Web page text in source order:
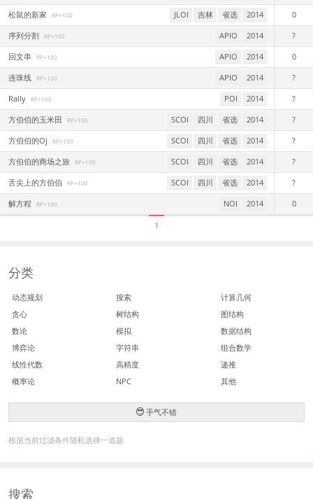
松鼠的新家 RP+100 JLOI 吉林 省选 2014 0
序列分割 RP+100 APIO 2014 ?
回文串 RP+100 APIO 2014 0
连珠线 RP+100 APIO 2014 ?
Rally RP+100 POI 2014 ?
方伯伯的玉米田 RP+100 SCOI 四川 省选 2014 ?
方伯伯的Oj RP+100 SCOI 四川 省选 2014 ?
方伯伯的商场之旅 RP+100 SCOI 四川 省选 2014 ?
舌尖上的方伯伯 RP+100 SCOI 四川 省选 2014 ?
解方程 RP+100 NOI 2014 0
1
分类
动态规划 搜索
计算几何
贪心
树结构
图结构
数论
模拟
数据结构
博弈论
字符串
组合数学
线性代数
高精度
递推
概率论
NPC 其他
手气不错
根据当前过滤条件随机选择一道题
搜索